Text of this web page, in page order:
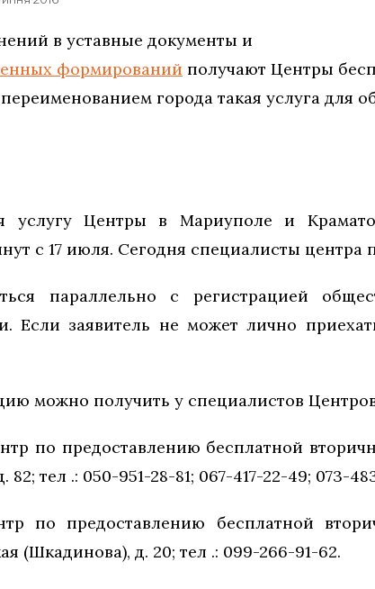
в уставные документы и
формирований получают Центры
города такая услуга для
услугу Центры в Мариуполе и
с 17 июля. Сегодня специалисты центра
параллельно с регистрацией
Если заявитель не может лично
можно получить у специалистов
по предоставлению бесплатной
тел .: 050-951-28-81; 067-417-22-49; 073-
по предоставлению бесплатной
(Шкадинова), д. 20; тел .: 099-266-91-62.